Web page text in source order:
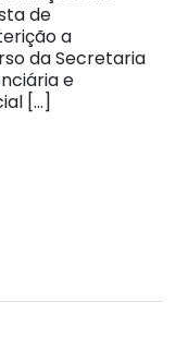
de
a
da Secretaria
e
[…]